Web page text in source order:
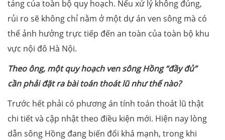
tảng của toàn bộ quy hoạch. Nếu xử lý không đúng,
rủi ro sẽ không chỉ nằm ở một dự án ven sông mà có
thể ảnh hưởng trực tiếp đến an toàn của toàn bộ khu
vực nội đô Hà Nội.
Theo ông, một quy hoạch ven sông Hồng “đầy đủ”
cần phải đặt ra bài toán thoát lũ như thế nào?
Trước hết phải có phương án tính toán thoát lũ thật
chi tiết và cập nhật theo điều kiện mới. Hiện nay lòng
dẫn sông Hồng đang biến đổi khá mạnh, trong khi